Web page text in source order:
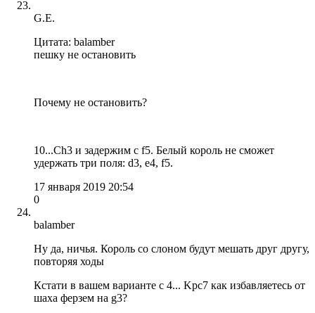
G.E.
Цитата: balamber
пешку не остановить
Почему не остановить?
10...Сh3 и задержим с f5. Белый король не сможет
удержать три поля: d3, e4, f5.
17 января 2019 20:54
0
balamber
Ну да, ничья. Король со слоном будут мешать друг другу,
повторяя ходы
Кстати в вашем варианте с 4... Kpc7 как избавляетесь от
шаха ферзем на g3?